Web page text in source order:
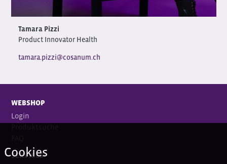
Tamara Pizzi
Product Innovator Health
tamara.pizzi@cosanum.ch
WEBSHOP
Login
SERVICES
Cookies